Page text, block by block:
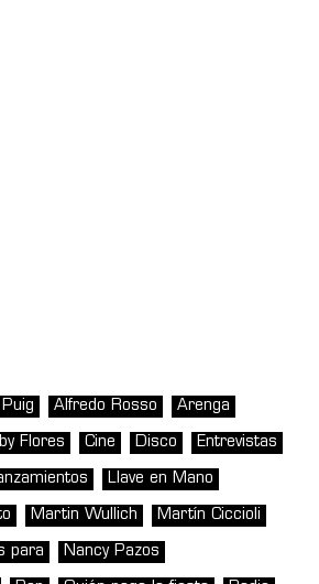
Alfredo Rosso Arenga
Flores Cine Disco Entrevistas
Llave en Mano
Martin Wullich Martín Ciccioli
para Nancy Pazos